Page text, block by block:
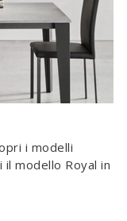
i modelli
il modello Royal in